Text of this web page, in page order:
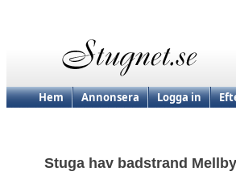
Hem Annonsera Logga in
Stuga hav badstrand